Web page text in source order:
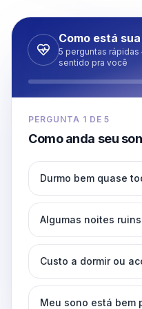
Como está
5 perguntas
sentido pra você
PERGUNTA 1 DE5
Como anda seu
Durmo bem quase
Algumas noites
Custo a dormir ou
Meu sono está bem